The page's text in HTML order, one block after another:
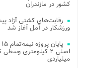
کشور در مازندران
ورزشکار در آمل آغاز شد
میلیاردی